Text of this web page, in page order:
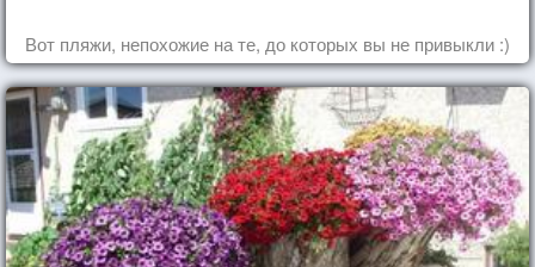
Вот пляжи, непохожие на те, до которых вы не привыкли :)